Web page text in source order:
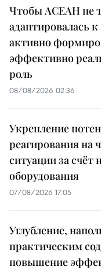
Чтобы АСЕАН не
адаптировалась к
активно
эффективно
роль
08/08/2026 02:36
Укрепление
реагирования на
ситуации за счёт
оборудования
07/08/2026 17:05
Углубление,
практическим
повышение